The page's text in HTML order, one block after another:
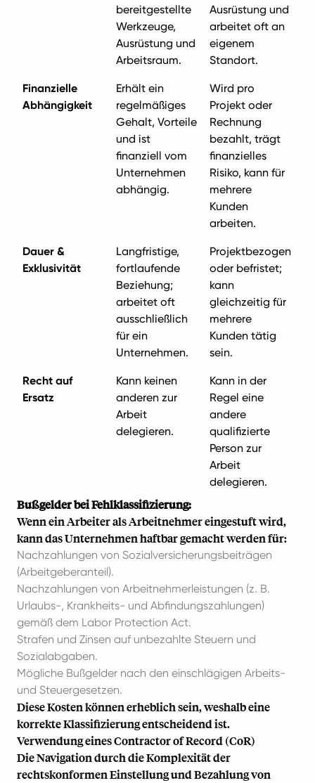
bereitgestellte
Werkzeuge,
Ausrüstung und
Arbeitsraum.
Ausrüstung und
arbeitet oft an
eigenem
Standort.
Finanzielle
Abhängigkeit
Erhält ein
regelmäßiges
Gehalt, Vorteile
und ist
finanziell vom
Unternehmen
abhängig.
Wird pro
Projekt oder
Rechnung
bezahlt, trägt
finanzielles
Risiko, kann für
mehrere
Kunden
arbeiten.
Dauer &
Exklusivität
Langfristige,
fortlaufende
Beziehung;
arbeitet oft
ausschließlich
für ein
Unternehmen.
Projektbezogen
oder befristet;
kann
gleichzeitig für
mehrere
Kunden tätig
sein.
Recht auf
Ersatz
Kann keinen
anderen zur
Arbeit
delegieren.
Kann in der
Regel eine
andere
qualifizierte
Person zur
Arbeit
delegieren.
Bußgelder bei Fehlklassifizierung:
Wenn ein Arbeiter als Arbeitnehmer eingestuft wird,
kann das Unternehmen haftbar gemacht werden für:
Nachzahlungen von Sozialversicherungsbeiträgen
(Arbeitgeberanteil).
Nachzahlungen von Arbeitnehmerleistungen (z. B.
Urlaubs-, Krankheits- und Abfindungszahlungen)
gemäß dem Labor Protection Act.
Strafen und Zinsen auf unbezahlte Steuern und
Sozialabgaben.
Mögliche Bußgelder nach den einschlägigen Arbeits-
und Steuergesetzen.
Diese Kosten können erheblich sein, weshalb eine
korrekte Klassifizierung entscheidend ist.
Verwendung eines Contractor of Record (CoR)
Die Navigation durch die Komplexität der
rechtskonformen Einstellung und Bezahlung von